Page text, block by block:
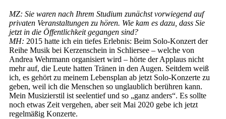
MZ: Sie waren nach Ihrem Studium zunächst vorwiegend auf
privaten Veranstaltungen zu hören. Wie kam es dazu, dass Sie
jetzt in die Öffentlichkeit gegangen sind?
MH: 2015 hatte ich ein tiefes Erlebnis: Beim Solo-Konzert der
Reihe Musik bei Kerzenschein in Schliersee – welche von
Andrea Wehrmann organisiert wird – hörte der Applaus nicht
mehr auf, die Leute hatten Tränen in den Augen. Seitdem weiß
ich, es gehört zu meinem Lebensplan ab jetzt Solo-Konzerte zu
geben, weil ich die Menschen so unglaublich berühren kann.
Mein Musizierstil ist seelentief und so „ganz anders“. Es sollte
noch etwas Zeit vergehen, aber seit Mai 2020 gebe ich jetzt
regelmäßig Konzerte.